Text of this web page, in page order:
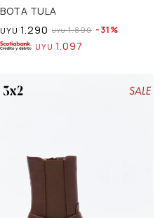
BOTA TULA
UYU 1.290 UYU 1.890 31
UYU 1.097